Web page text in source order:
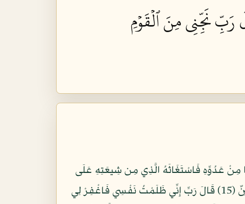
نَجِّنِي مِنَ ٱلۡقَوۡمِ
مِنْ عَدُوِّهِ فَاسْتَغَاثَهُ الَّذِي مِن شِيعَتِهِ عَلَى
الَّذِي مِنْ عَدُوِّهِ فَوَكَزَهُ مُوسَى فَقَضَى عَلَيْهِ قَالَ هَذَا مِنْ عَمَلِ الشَّيْطَانِ إِنَّهُ عَدُوٌّ مُّضِلٌّ مُّبِينٌ (15) قَالَ رَبِّ إِنِّي ظَلَمْتُ نَفْسِي فَاغْفِرْ لِي